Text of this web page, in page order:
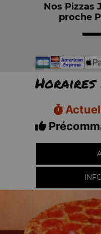
Nos Pizzas
proche
Horaires